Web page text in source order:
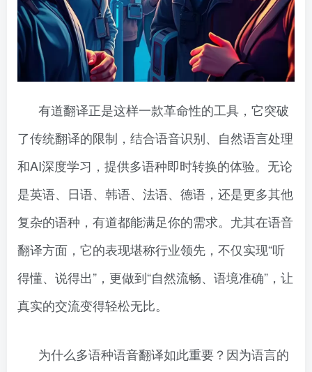
有道翻译正是这样一款革命性的工具，它突破
了传统翻译的限制，结合语音识别、自然语言处理
和AI深度学习，提供多语种即时转换的体验。无论
是英语、日语、韩语、法语、德语，还是更多其他
复杂的语种，有道都能满足你的需求。尤其在语音
翻译方面，它的表现堪称行业领先，不仅实现“听
得懂、说得出”，更做到“自然流畅、语境准确”，让
真实的交流变得轻松无比。
为什么多语种语音翻译如此重要？因为语言的